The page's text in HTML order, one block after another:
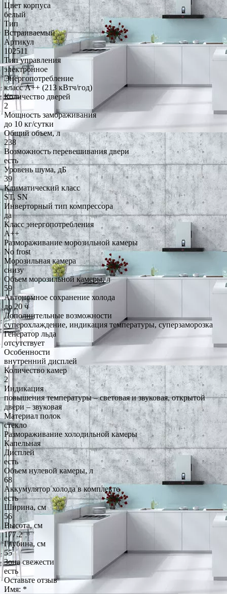
Цвет корпуса
белый
Тип
Встраиваемый
Артикул
102511
Тип управления
электронное
Энергопотребление
класс A++ (213 кВтч/год)
Количество дверей
2
Мощность замораживания
до 10 кг/cутки
Общий объем, л
238
Возможность перевешивания двери
есть
Уровень шума, дБ
39
Климатический класс
ST, SN
Инверторный тип компрессора
да
Класс энергопотребления
A++
Размораживание морозильной камеры
No frost
Морозильная камера
снизу
Объем морозильной камеры, л
59
Автономное сохранение холода
до 20 ч
Дополнительные возможности
суперохлаждение, индикация температуры, суперзаморозка
Генератор льда
отсутствует
Особенности
внутренний дисплей
Количество камер
2
Индикация
повышения температуры – световая и звуковая, открытой
двери – звуковая
Материал полок
стекло
Размораживание холодильной камеры
Капельная
Дисплей
есть
Объем нулевой камеры, л
68
Аккумулятор холода в комплекте
есть
Ширина, см
56
Высота, см
177.2
Глубина, см
55
Зона свежести
есть
Оставьте отзыв
Имя: *